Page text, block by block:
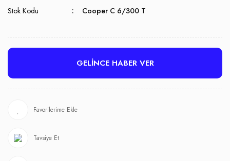
Stok Kodu Cooper C 6/300 T
GELİNCE HABER VER
Tavsiye Et